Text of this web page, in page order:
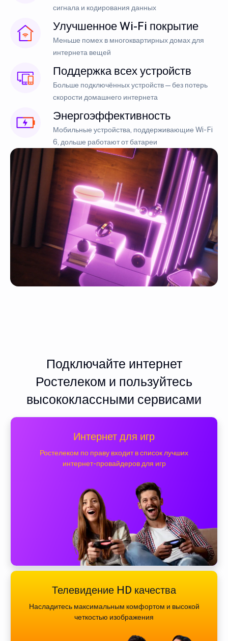
сигнала и кодирования данных
Улучшенное Wi-Fi покрытие
Меньше помех в многоквартирных домах для
интернета вещей
Поддержка всех устройств
Больше подключённых устройств — без потерь
скорости домашнего интернета
Энергоэффективность
Мобильные устройства, поддерживающие Wi-Fi
6, дольше работают от батареи
Подключайте интернет
Ростелеком и пользуйтесь
высококлассными сервисами
Интернет для игр
Ростелеком по праву входит в список лучших
интернет-провайдеров для игр
Телевидение HD качества
Насладитесь максимальным комфортом и высокой
четкостью изображения